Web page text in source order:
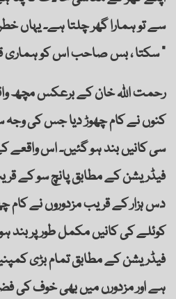
سے تو ہمارا گھر چلتا ہے۔ یہاں
سکتا ، بس صاحب اس کو ہماری قسمت سمجھٰیں ”
رحمت اللہ خان کے برعکس مچھ
کنوں نے کام چھوڑ دیا جس کی
سی کانیں بند ہو گئیں۔ اس واقعے
فیڈریشن کے مطابق پانچ سو کے
دس ہزار کے قریب مزدوروں نے کام
کوئلے کی کانیں مکمل طور پر بند
فیڈریشن کے مطابق تمام بڑی
ہے اور مزدورں میں بھی خوف کی